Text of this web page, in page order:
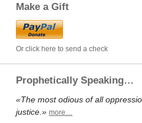
Make a Gift
Or click here to send a check
Prophetically Speaking…
«The most odious of all
justice.» more…